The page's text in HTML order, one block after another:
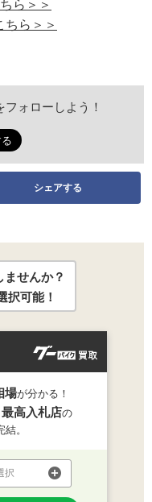
ら＞＞
ちら＞＞
フォローしよう！
シェアする
ませんか？
択可能！
場が分かる！
最高入札店の
。
択